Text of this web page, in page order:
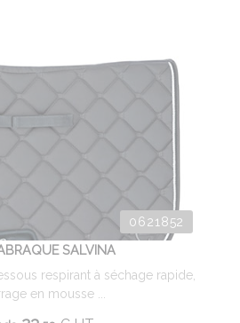
0621852
SALVINA
respirant à séchage rapide,
en mousse ...